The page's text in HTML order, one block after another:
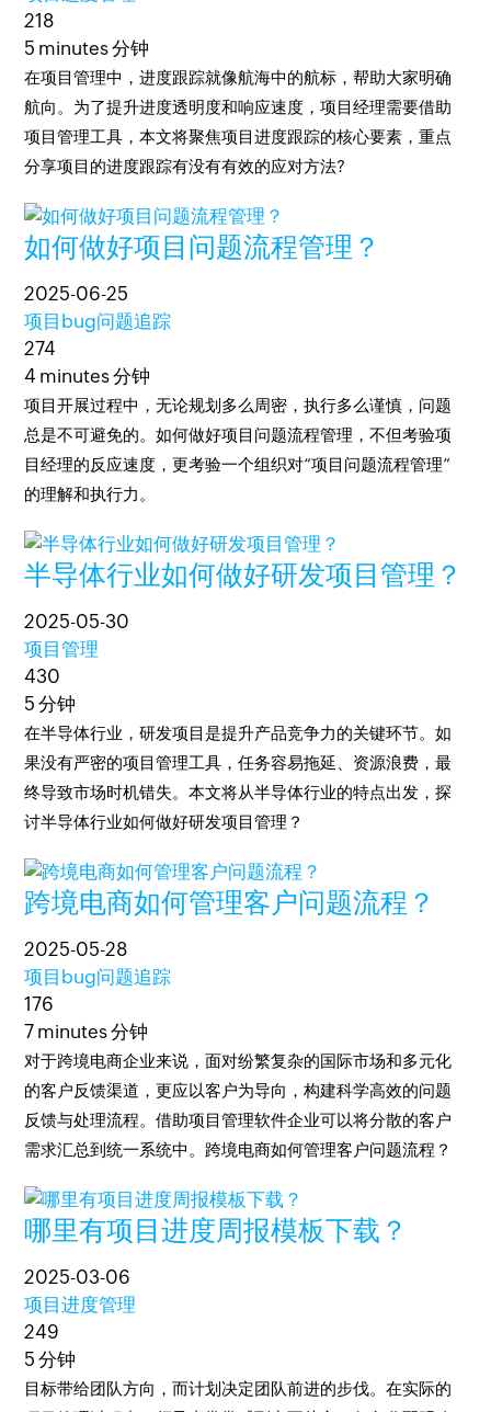
218
5 minutes 分钟
在项目管理中，进度跟踪就像航海中的航标，帮助大家明确
航向。为了提升进度透明度和响应速度，项目经理需要借助
项目管理工具，本文将聚焦项目进度跟踪的核心要素，重点
分享项目的进度跟踪有没有有效的应对方法?
如何做好项目问题流程管理？
2025-06-25
项目bug问题追踪
274
4 minutes 分钟
项目开展过程中，无论规划多么周密，执行多么谨慎，问题
总是不可避免的。如何做好项目问题流程管理，不但考验项
目经理的反应速度，更考验一个组织对“项目问题流程管理”
的理解和执行力。
半导体行业如何做好研发项目管理？
2025-05-30
项目管理
430
5 分钟
在半导体行业，研发项目是提升产品竞争力的关键环节。如
果没有严密的项目管理工具，任务容易拖延、资源浪费，最
终导致市场时机错失。本文将从半导体行业的特点出发，探
讨半导体行业如何做好研发项目管理？
跨境电商如何管理客户问题流程？
2025-05-28
项目bug问题追踪
176
7 minutes 分钟
对于跨境电商企业来说，面对纷繁复杂的国际市场和多元化
的客户反馈渠道，更应以客户为导向，构建科学高效的问题
反馈与处理流程。借助项目管理软件企业可以将分散的客户
需求汇总到统一系统中。跨境电商如何管理客户问题流程？
哪里有项目进度周报模板下载？
2025-03-06
项目进度管理
249
5 分钟
目标带给团队方向，而计划决定团队前进的步伐。在实际的